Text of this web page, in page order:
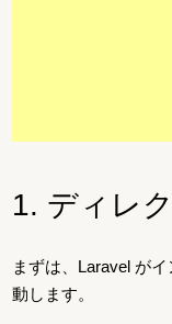
1. ディレ
まずは、Laravel が
動します。